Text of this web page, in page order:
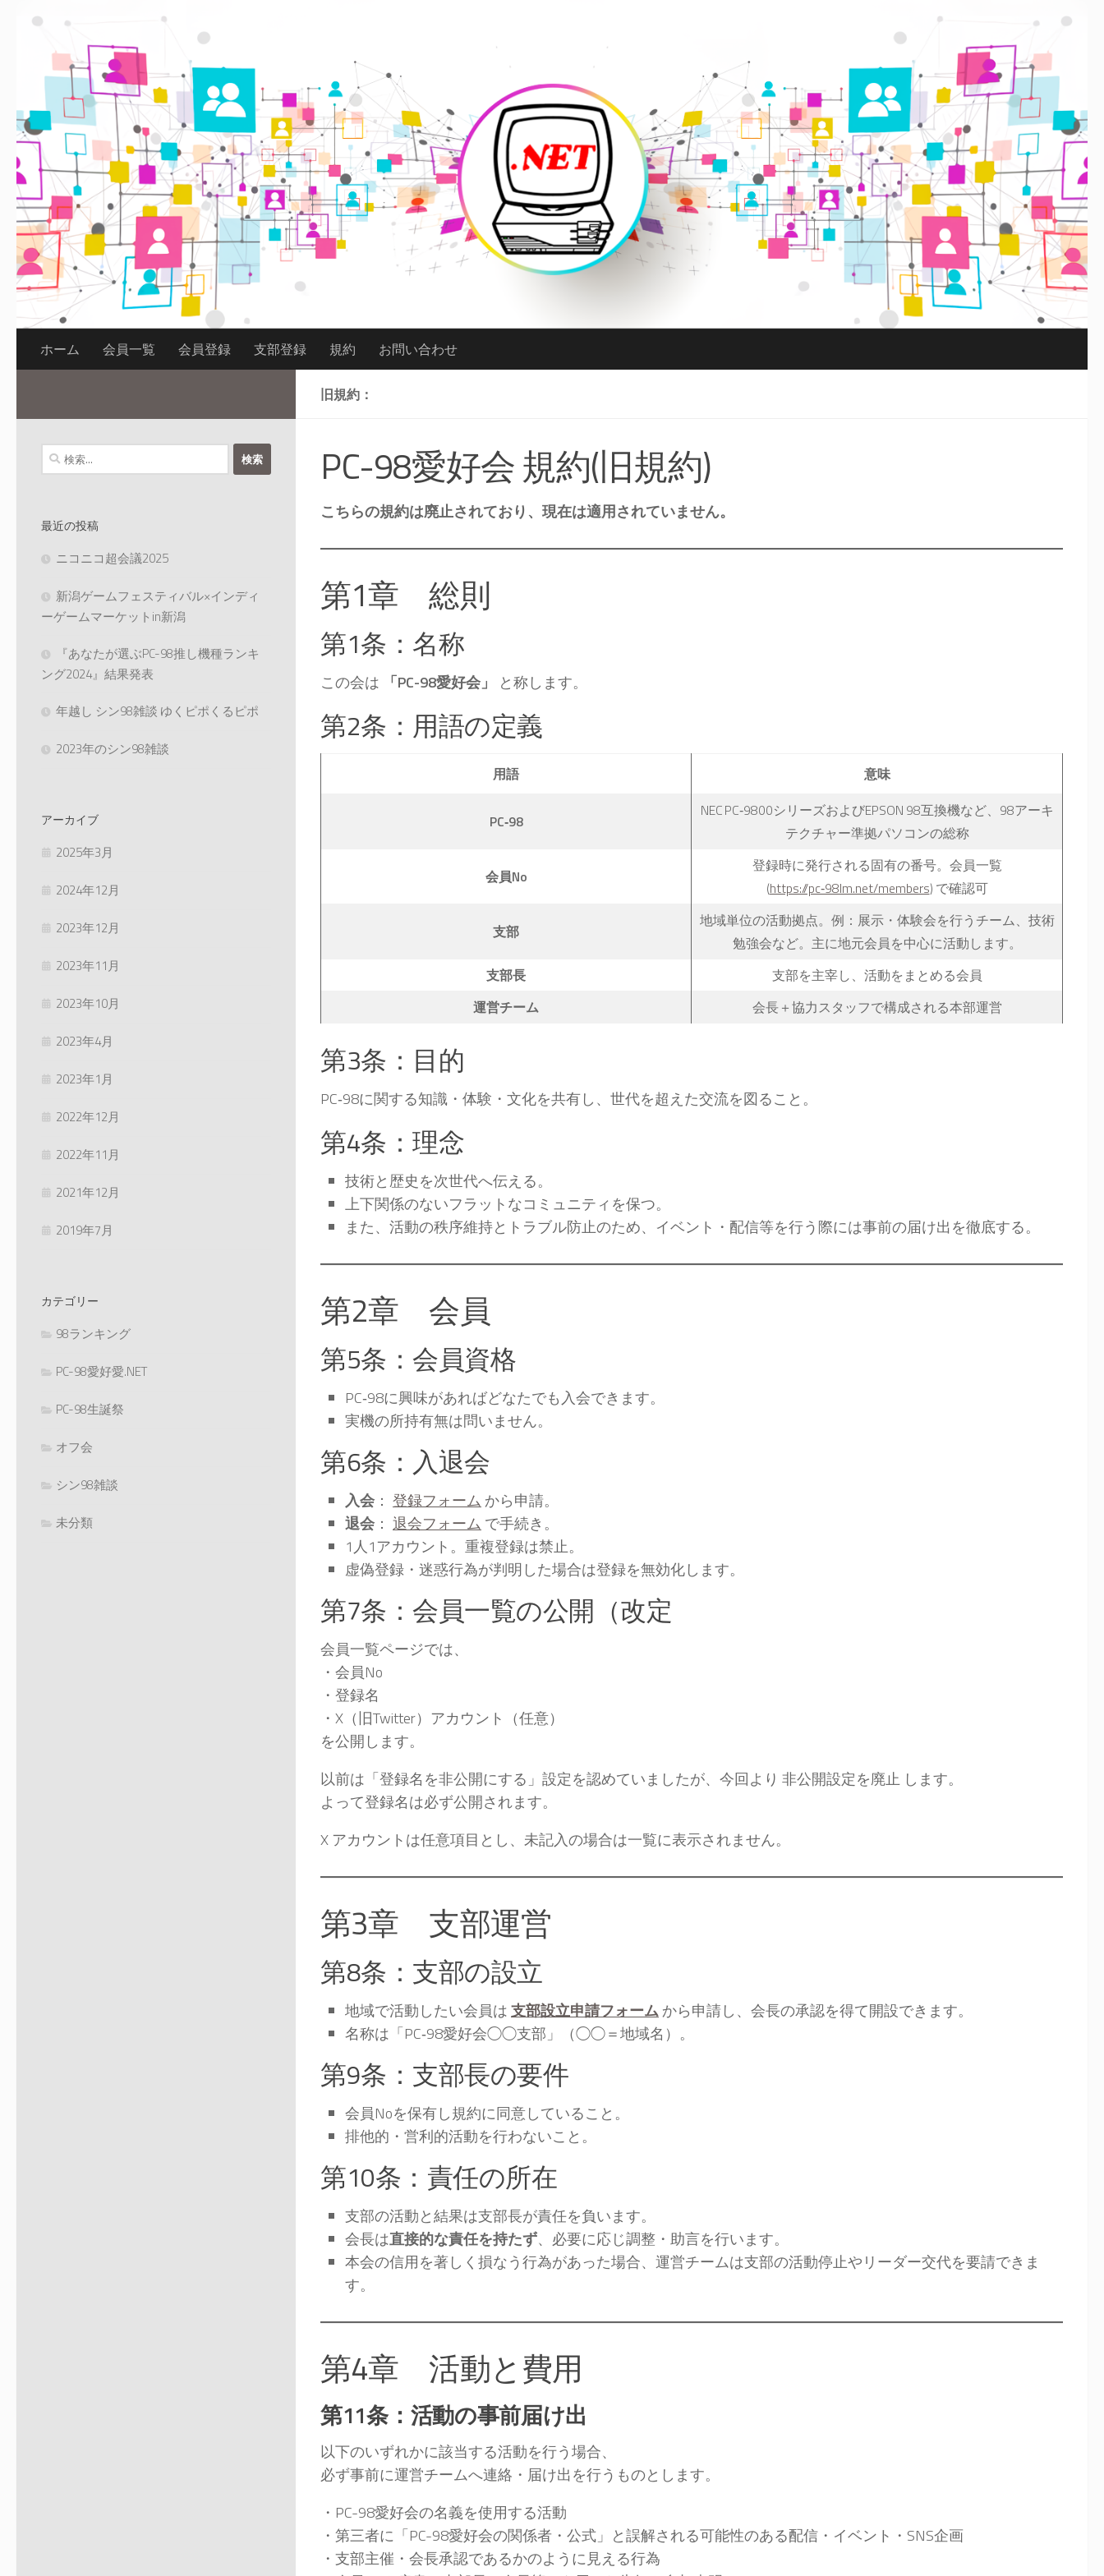
コンテンツへスキップ
ホーム 会員一覧 会員登録 支部登録 規約 お問い合わせ
旧規約：
PC-98愛好会 規約(旧規約)
こちらの規約は廃止されており、現在は適用されていません。
第1章 総則
第1条：名称
この会は 「PC-98愛好会」 と称します。
第2条：用語の定義
用語 意味
PC‑98
NEC PC‑9800シリーズおよびEPSON 98互換機など、98アーキ
テクチャー準拠パソコンの総称
会員No
登録時に発行される固有の番号。会員一覧
(https://pc‑98lm.net/members) で確認可
支部
地域単位の活動拠点。例：展示・体験会を行うチーム、技術
勉強会など。主に地元会員を中心に活動します。
支部長
支部を主宰し、活動をまとめる会員
運営チーム
会長＋協力スタッフで構成される本部運営
第3条：目的
PC‑98に関する知識・体験・文化を共有し、世代を超えた交流を図ること。
第4条：理念
技術と歴史を次世代へ伝える。
上下関係のないフラットなコミュニティを保つ。
また、活動の秩序維持とトラブル防止のため、イベント・配信等を行う際には事前の届け出を徹底する。
第2章 会員
第5条：会員資格
PC‑98に興味があればどなたでも入会できます。
実機の所持有無は問いません。
第6条：入退会
入会 ： 登録フォームから申請。
退会 ： 退会フォーム で手続き。
1人1アカウント。重複登録は禁止。
虚偽登録・迷惑行為が判明した場合は登録を無効化します。
第7条：会員一覧の公開（改定
会員一覧ページでは、
・会員No
・登録名
・X（旧Twitter）アカウント（任意）
を公開します。
以前は「登録名を非公開にする」設定を認めていましたが、今回より 非公開設定を廃止 します。
よって登録名は必ず公開されます。
X アカウントは任意項目とし、未記入の場合は一覧に表示されません。
第3章 支部運営
第8条：支部の設立
地域で活動したい会員は支部設立申請フォームから申請し、会長の承認を得て開設できます。
名称は「PC‑98愛好会◯◯支部」（◯◯＝地域名）。
第9条：支部長の要件
会員Noを保有し規約に同意していること。
排他的・営利的活動を行わないこと。
第10条：責任の所在
支部の活動と結果は支部長が責任を負います。
会長は直接的な責任を持たず、必要に応じ調整・助言を行います。
本会の信用を著しく損なう行為があった場合、運営チームは支部の活動停止やリーダー交代を要請できま
す。
第4章 活動と費用
第11条：活動の事前届け出
以下のいずれかに該当する活動を行う場合、
必ず事前に運営チームへ連絡・届け出を行うものとします。
・PC-98愛好会の名義を使用する活動
・第三者に「PC-98愛好会の関係者・公式」と誤解される可能性のある配信・イベント・SNS企画
・支部主催・会長承認であるかのように見える行為
検
索:
最近の投稿
ニコニコ超会議2025
新潟ゲームフェスティバル×インディ
ーゲームマーケットin新潟
『あなたが選ぶPC-98推し機種ランキ
ング2024』結果発表
年越し シン98雑談 ゆくピポくるピポ
2023年のシン98雑談
アーカイブ
2025年3月
2024年12月
2023年12月
2023年11月
2023年10月
2023年4月
2023年1月
2022年12月
2022年11月
2021年12月
2019年7月
カテゴリー
98ランキング
PC-98愛好愛.NET
PC-98生誕祭
オフ会
シン98雑談
未分類